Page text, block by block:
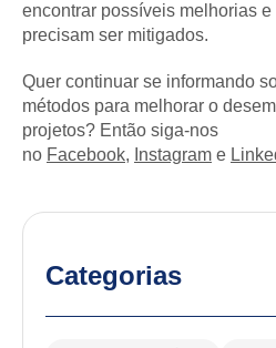
encontrar possíveis melhorias
precisam ser mitigados.
Quer continuar se informando
métodos para melhorar o
projetos? Então siga-nos
no Facebook, Instagram e
Categorias